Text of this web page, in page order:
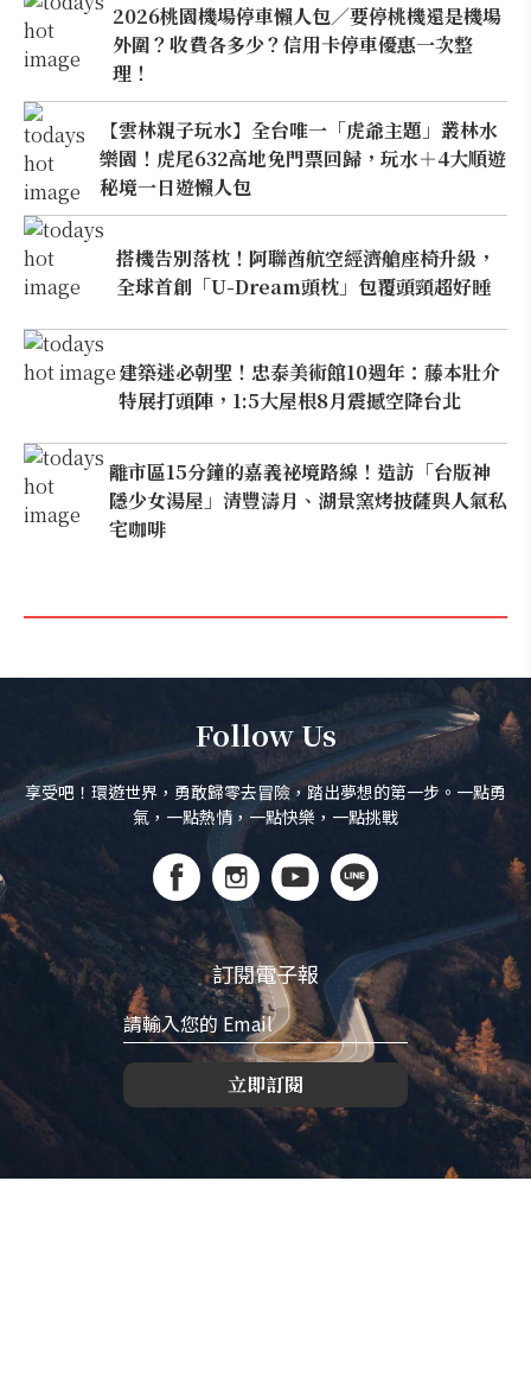
2026桃園機場停車懶人包／要停桃機還是機場
外圍？收費各多少？信用卡停車優惠一次整
理！
【雲林親子玩水】全台唯一「虎爺主題」叢林水
樂園！虎尾632高地免門票回歸，玩水＋4大順遊
秘境一日遊懶人包
搭機告別落枕！阿聯酋航空經濟艙座椅升級，
全球首創「U-Dream頭枕」包覆頭頸超好睡
建築迷必朝聖！忠泰美術館10週年：藤本壯介
特展打頭陣，1:5大屋根8月震撼空降台北
離市區15分鐘的嘉義祕境路線！造訪「台版神
隱少女湯屋」清豐濤月、湖景窯烤披薩與人氣私
宅咖啡
Follow Us
享受吧！環遊世界，勇敢歸零去冒險，踏出夢想的第一步。一點勇
氣，一點熱情，一點快樂，一點挑戰
訂閱電子報
立即訂閱